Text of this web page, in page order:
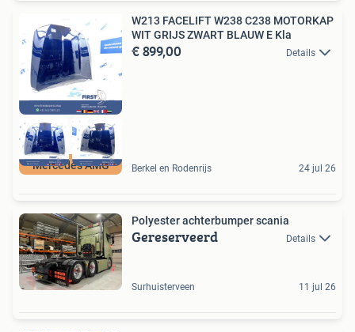
Mercedes AMG
W213 FACELIFT W238 C238 MOTORKAP
WIT GRIJS ZWART BLAUW E Kla
€ 899,00 Details
Berkel en Rodenrijs 24 jul 26
Polyester achterbumper scania
Gereserveerd Details
Surhuisterveen 11 jul 26